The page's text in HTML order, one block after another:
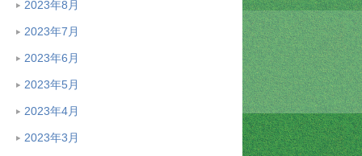
2023年8月
2023年7月
2023年6月
2023年5月
2023年4月
2023年3月